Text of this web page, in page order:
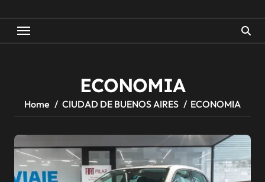
ECONOMIA
Home CIUDAD DE BUENOS AIRES ECONOMIA